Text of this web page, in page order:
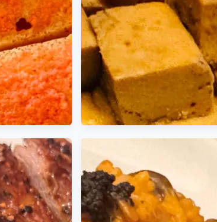
Muffins) 口感
香氣濃郁
酪蛋糕 層次豐富、巧克力味道
濃郁且不甜膩 生日快樂 筠的
生日蛋糕
讓較為硬韌的
滷蛋白丁 口感Q彈營養健康的